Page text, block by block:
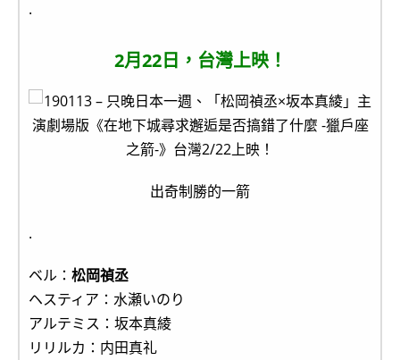
.
2月22日，台灣上映！
出奇制勝的一箭
.
ベル： 松岡禎丞
ヘスティア：水瀬いのり
アルテミス：坂本真綾
リリルカ：内田真礼